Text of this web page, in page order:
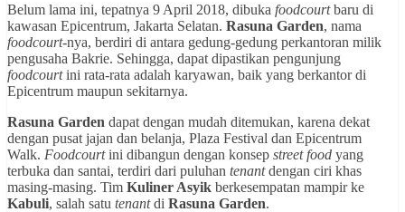
Belum lama ini, tepatnya 9 April 2018, dibuka foodcourtbaru di
kawasan Epicentrum, Jakarta Selatan. Rasuna Garden, nama
foodcourt-nya, berdiri di antara gedung-gedung perkantoran milik
pengusaha Bakrie. Sehingga, dapat dipastikan pengunjung
foodcourtini rata-rata adalah karyawan, baik yang berkantor di
Epicentrum maupun sekitarnya.
Rasuna Garden dapat dengan mudah ditemukan, karena dekat
dengan pusat jajan dan belanja, Plaza Festival dan Epicentrum
Walk. Foodcourtini dibangun dengan konsep street food yang
terbuka dan santai, terdiri dari puluhan tenantdengan ciri khas
masing-masing. Tim Kuliner Asyik berkesempatan mampir ke
Kabuli, salah satu tenantdi Rasuna Garden.